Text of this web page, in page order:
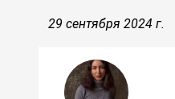
29 сентября 2024 г.